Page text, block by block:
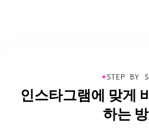
●STEP BY
인스타그램에 맞게
하는